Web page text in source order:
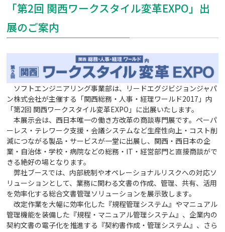
「第2回 関西ワークスタイル変革EXPO」出
展のご案内
ソフトエンジニアリング事業部は、リードエグジビジョンジャパ
ン株式会社が主催する「関西総務・人事・経理ワールド2017」内
「第2回 関西ワークスタイル変革EXPO」に出展いたします。
本展示会は、西日本唯一の働き方改革の商談専門展です。ペーパ
ーレス・テレワーク支援・会議システムなど生産性向上・コスト削
減につながる製品・サービスが一堂に出展し、関西・西日本の企
業・自治体・学校・病院などの総務・IT・経営部門と直接商談がで
きる絶好の場となります。
弊社ブースでは、内部統制やオペレーショナルリスクへの対応ソ
リューションとして、業務に関わる文書の作成、管理、共有、活用
を効率化する総合文書管理ソリューションを展示致します。
改定作業を大幅に効率化した『規程管理システム』やマニュアル
管理機能を装備した『規程・マニュアル管理システム』、企業内の
契約文書の電子化を推進する『契約書作成・管理システム』、さら